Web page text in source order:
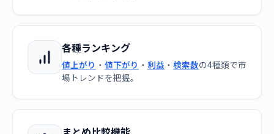
各種ランキング
値上がり ・ 値下がり ・ 利益 ・ 検索数の4種類で市
場トレンドを把握。